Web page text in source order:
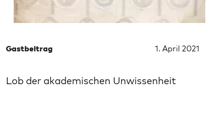
Gastbeitrag 1. April 2021
Lob der akademischen Unwissenheit